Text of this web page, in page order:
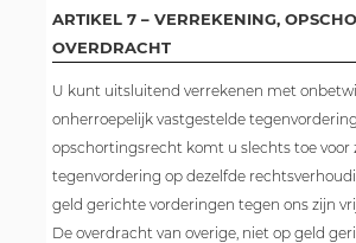
ARTIKEL 7 – VERREKENING,
OVERDRACHT
U kunt uitsluitend verrekenen met
onherroepelijk vastgestelde
opschortingsrecht komt u slechts toe voor
tegenvordering op dezelfde
geld gerichte vorderingen tegen ons zijn
De overdracht van overige, niet op geld